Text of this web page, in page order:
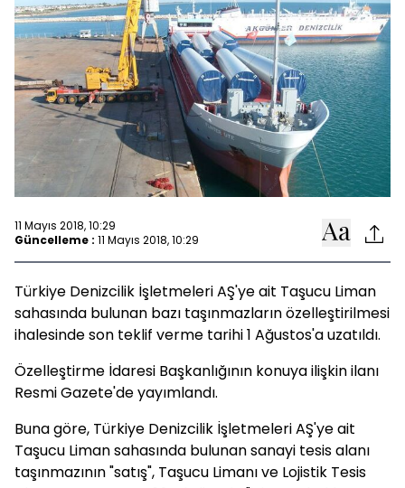
11 Mayıs 2018, 10:29
Güncelleme : 11 Mayıs 2018, 10:29
Türkiye Denizcilik İşletmeleri AŞ'ye ait Taşucu Liman
sahasında bulunan bazı taşınmazların özelleştirilmesi
ihalesinde son teklif verme tarihi 1 Ağustos'a uzatıldı.
Özelleştirme İdaresi Başkanlığının konuya ilişkin ilanı
Resmi Gazete'de yayımlandı.
Buna göre, Türkiye Denizcilik İşletmeleri AŞ'ye ait
Taşucu Liman sahasında bulunan sanayi tesis alanı
taşınmazının "satış", Taşucu Limanı ve Lojistik Tesis